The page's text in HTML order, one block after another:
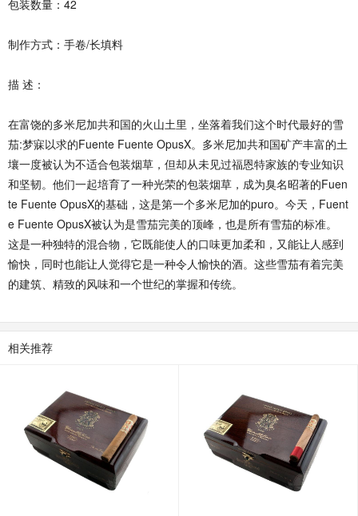
包装数量：42
制作方式：手卷/长填料
描 述：
在富饶的多米尼加共和国的火山土里，坐落着我们这个时代最好的雪
茄:梦寐以求的Fuente Fuente OpusX。多米尼加共和国矿产丰富的土
壤一度被认为不适合包装烟草，但却从未见过福恩特家族的专业知识
和坚韧。他们一起培育了一种光荣的包装烟草，成为臭名昭著的Fuen
te Fuente OpusX的基础，这是第一个多米尼加的puro。今天，Fuent
e Fuente OpusX被认为是雪茄完美的顶峰，也是所有雪茄的标准。
这是一种独特的混合物，它既能使人的口味更加柔和，又能让人感到
愉快，同时也能让人觉得它是一种令人愉快的酒。这些雪茄有着完美
的建筑、精致的风味和一个世纪的掌握和传统。
相关推荐